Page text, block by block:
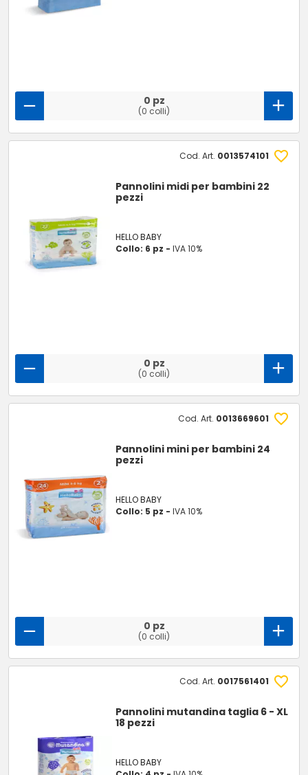
0 pz
(0 colli)
Cod. Art. 0013574101
Pannolini midi per bambini 22
pezzi
HELLO BABY
Collo: 6 pz -IVA 10%
0 pz
(0 colli)
Cod. Art. 0013669601
Pannolini mini per bambini 24
pezzi
HELLO BABY
Collo: 5 pz -IVA 10%
0 pz
(0 colli)
Cod. Art. 0017561401
Pannolini mutandina taglia 6 - XL
18 pezzi
HELLO BABY